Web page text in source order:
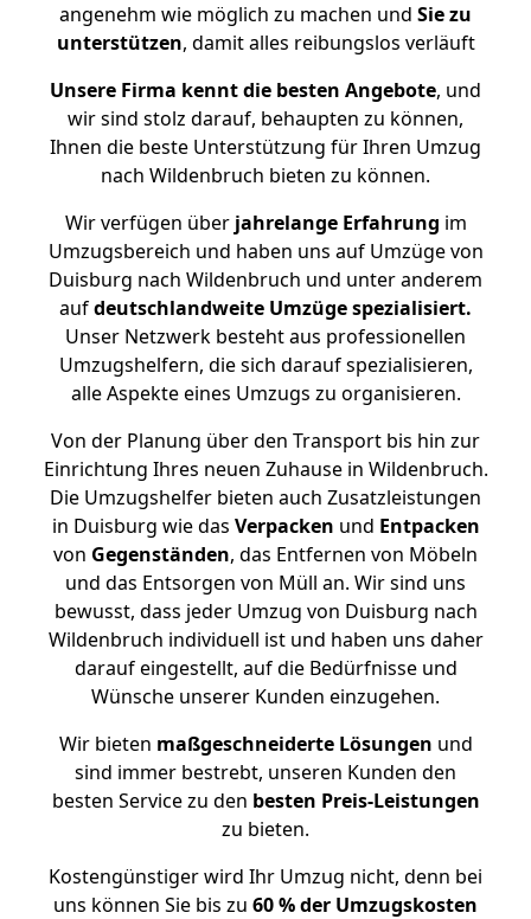
angenehm wie möglich zu machen und Sie zu
unterstützen, damit alles reibungslos verläuft
Unsere Firma kennt die besten Angebote, und
wir sind stolz darauf, behaupten zu können,
Ihnen die beste Unterstützung für Ihren Umzug
nach Wildenbruch bieten zu können.
Wir verfügen überjahrelange Erfahrung im
Umzugsbereich und haben uns auf Umzüge von
Duisburg nach Wildenbruch und unter anderem
aufdeutschlandweite Umzüge spezialisiert.
Unser Netzwerk besteht aus professionellen
Umzugshelfern, die sich darauf spezialisieren,
alle Aspekte eines Umzugs zu organisieren.
Von der Planung über den Transport bis hin zur
Einrichtung Ihres neuen Zuhause in Wildenbruch.
Die Umzugshelfer bieten auch Zusatzleistungen
in Duisburg wie das Verpacken und Entpacken
von Gegenständen, das Entfernen von Möbeln
und das Entsorgen von Müll an. Wir sind uns
bewusst, dass jeder Umzug von Duisburg nach
Wildenbruch individuell ist und haben uns daher
darauf eingestellt, auf die Bedürfnisse und
Wünsche unserer Kunden einzugehen.
Wir bieten maßgeschneiderte Lösungen und
sind immer bestrebt, unseren Kunden den
besten Service zu den besten Preis-Leistungen
zu bieten.
Kostengünstiger wird Ihr Umzug nicht, denn bei
uns können Sie bis zu 60 % der Umzugskosten